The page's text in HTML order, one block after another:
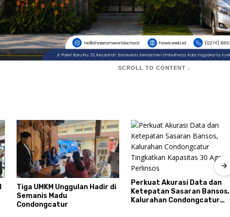
SCROLL TO CONTENT ↓
Tiga UMKM Unggulan Hadir di
Semanis Madu
Condongcatur
Perkuat Akurasi Data dan
Ketepatan Sasaran Bansos,
Kalurahan Condongcatur